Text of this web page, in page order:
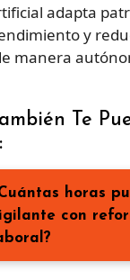
adapta
y
manera
Te
horas
con